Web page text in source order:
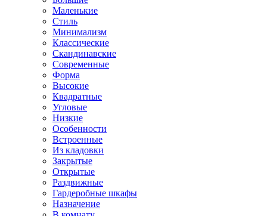
Маленькие
Стиль
Минимализм
Классические
Скандинавские
Современные
Форма
Высокие
Квадратные
Угловые
Низкие
Особенности
Встроенные
Из кладовки
Закрытые
Открытые
Раздвижные
Гардеробные шкафы
Назначение